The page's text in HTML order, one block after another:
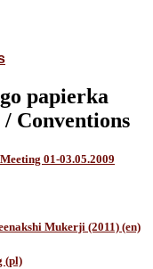
papierka
Conventions
01-03.05.2009
Mukerji (2011) (en)
(pl)